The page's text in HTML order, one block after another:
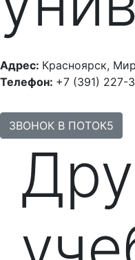
Адрес: Красноярск,
Телефон: +7 (391) 227-
ЗВОНОК В ПОТОК5